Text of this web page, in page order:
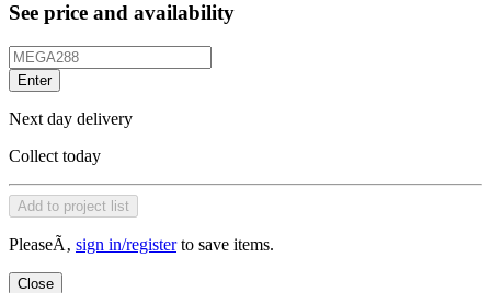
See price and availability
Enter
Next day delivery
Collect today
Add to project list
PleaseÃ‚ sign in/registerto save items.
Close